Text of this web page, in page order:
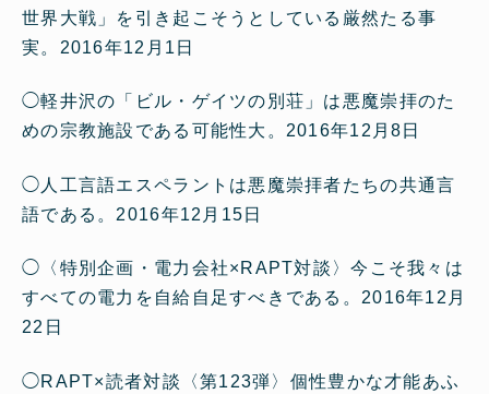
世界大戦」を引き起こそうとしている厳然たる事
実。 2016年12月1日
◯軽井沢の「ビル・ゲイツの別荘」は悪魔崇拝のた
めの宗教施設である可能性大。 2016年12月8日
◯ 人工言語エスペラントは悪魔崇拝者たちの共通言
語である。 2016年12月15日
◯ 〈特別企画・電力会社×RAPT対談〉今こそ我々は
すべての電力を自給自足すべきである。 2016年12月
22日
◯RAPT×読者対談〈第123弾〉個性豊かな才能あふ